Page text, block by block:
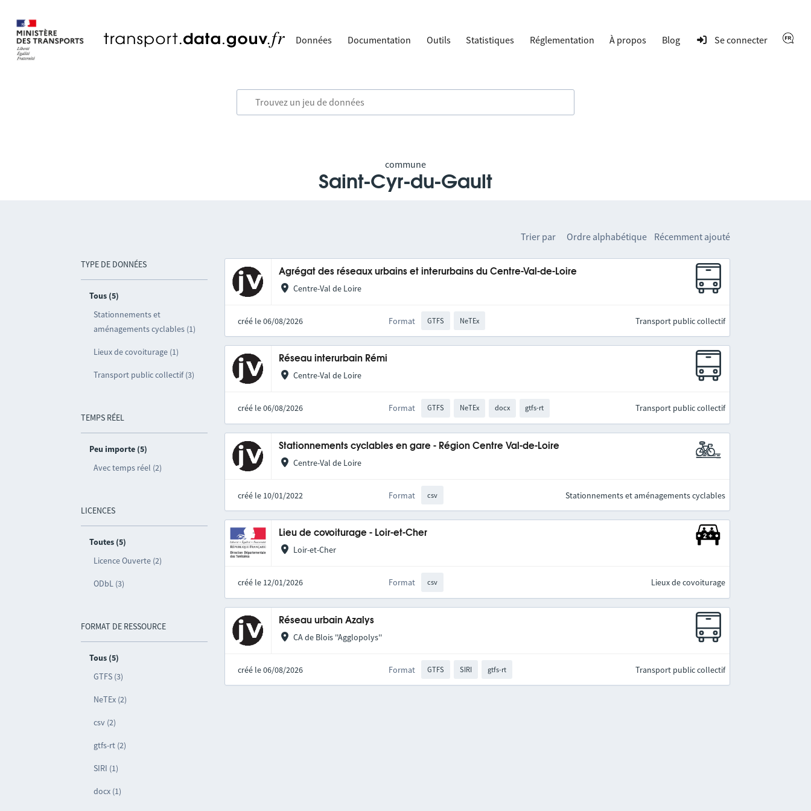
Données Documentation Outils Statistiques Réglementation À propos Blog Se connecter
commune
Saint-Cyr-du-Gault
TYPE DE DONNÉES
Tous (5)
Stationnements et
aménagements cyclables (1)
Lieux de covoiturage (1)
Transport public collectif (3)
TEMPS RÉEL
Peu importe (5)
Avec temps réel (2)
LICENCES
Toutes (5)
Licence Ouverte (2)
ODbL (3)
FORMAT DE RESSOURCE
Tous (5)
GTFS (3)
NeTEx (2)
csv (2)
gtfs-rt (2)
SIRI (1)
docx (1)
Trier par Ordre alphabétique Récemment ajouté
Agrégat des réseaux urbains et interurbains du Centre-Val-de-Loire
Centre-Val de Loire
créé le 06/08/2026 Format GTFS NeTEx Transport public collectif
Réseau interurbain Rémi
Centre-Val de Loire
créé le 06/08/2026 Format GTFS NeTEx docx gtfs-rt Transport public collectif
Stationnements cyclables en gare - Région Centre Val-de-Loire
Centre-Val de Loire
créé le 10/01/2022 Format csv Stationnements et aménagements cyclables
Lieu de covoiturage - Loir-et-Cher
Loir-et-Cher
créé le 12/01/2026 Format csv Lieux de covoiturage
Réseau urbain Azalys
CA de Blois ''Agglopolys''
créé le 06/08/2026 Format GTFS SIRI gtfs-rt Transport public collectif